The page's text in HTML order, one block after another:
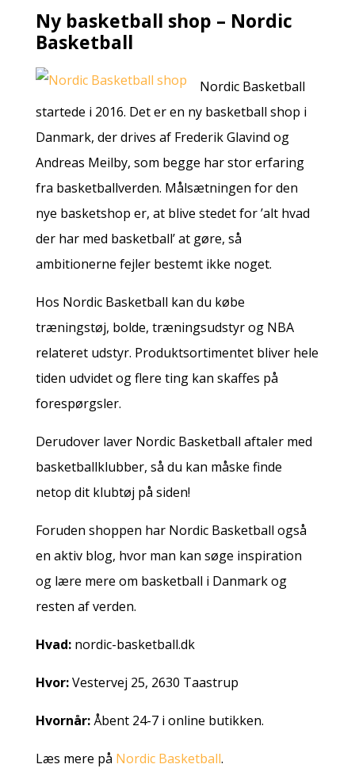
Ny basketball shop – Nordic
Basketball
Nordic Basketball
startede i 2016. Det er en ny basketball shop i
Danmark, der drives af Frederik Glavind og
Andreas Meilby, som begge har stor erfaring
fra basketballverden. Målsætningen for den
nye basketshop er, at blive stedet for ’alt hvad
der har med basketball’ at gøre, så
ambitionerne fejler bestemt ikke noget.
Hos Nordic Basketball kan du købe
træningstøj, bolde, træningsudstyr og NBA
relateret udstyr. Produktsortimentet bliver hele
tiden udvidet og flere ting kan skaffes på
forespørgsler.
Derudover laver Nordic Basketball aftaler med
basketballklubber, så du kan måske finde
netop dit klubtøj på siden!
Foruden shoppen har Nordic Basketball også
en aktiv blog, hvor man kan søge inspiration
og lære mere om basketball i Danmark og
resten af verden.
Hvad: nordic-basketball.dk
Hvor:Vestervej 25, 2630 Taastrup
Hvornår:Åbent 24-7 i online butikken.
Læs mere på Nordic Basketball.